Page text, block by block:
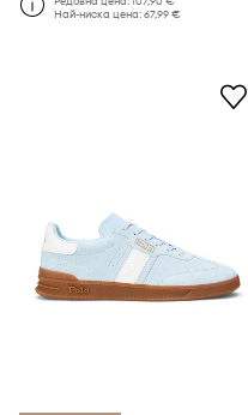
Най-ниска цена:67,99 €